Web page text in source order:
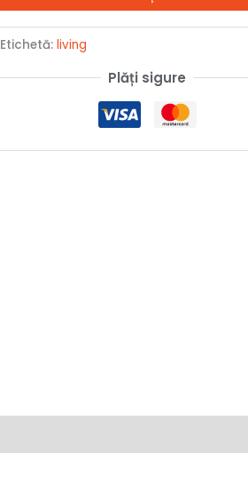
Etichetă:living
Plăți sigure